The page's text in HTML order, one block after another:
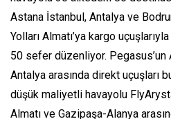
Astana İstanbul, Antalya ve
Yolları Almatı’ya kargo
50 sefer düzenliyor. Pegasus’un
Antalya arasında direkt uçuşları
düşük maliyetli havayolu
Almatı ve Gazipaşa-Alanya